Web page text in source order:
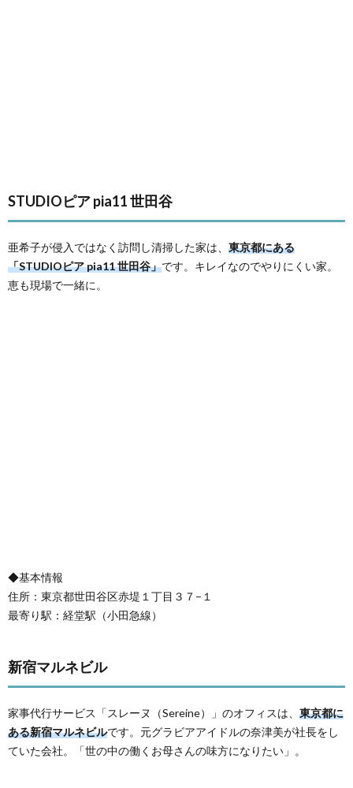
STUDIOピア pia11 世田谷
亜希子が侵入ではなく訪問し清掃した家は、 東京都にある
「STUDIOピア pia11 世田谷」です。キレイなのでやりにくい家。
恵も現場で一緒に。
◆基本情報
住所：東京都世田谷区赤堤１丁目３７−１
最寄り駅：経堂駅（小田急線）
新宿マルネビル
家事代行サービス「スレーヌ（Sereine）」のオフィスは、 東京都に
ある新宿マルネビルです。元グラビアアイドルの奈津美が社長をし
ていた会社。「世の中の働くお母さんの味方になりたい」。